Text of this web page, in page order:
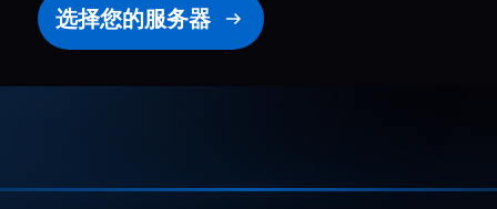
选择您的服务器